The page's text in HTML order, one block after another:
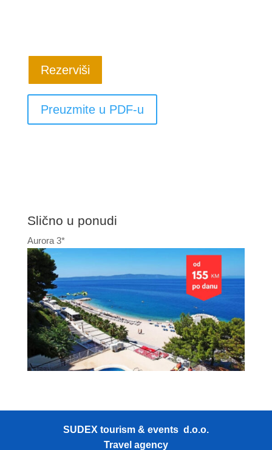
Rezerviši
Preuzmite u PDF-u
Slično u ponudi
Aurora 3*
SUDEX tourism & events d.o.o.
Travel agency